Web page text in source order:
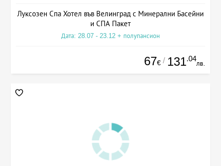
Луксозен Спа Хотел във Велинград с Минерални Басейни
и СПА Пакет
Дата: 28.07 - 23.12 + полупансион
67€ / 131.04
лв.